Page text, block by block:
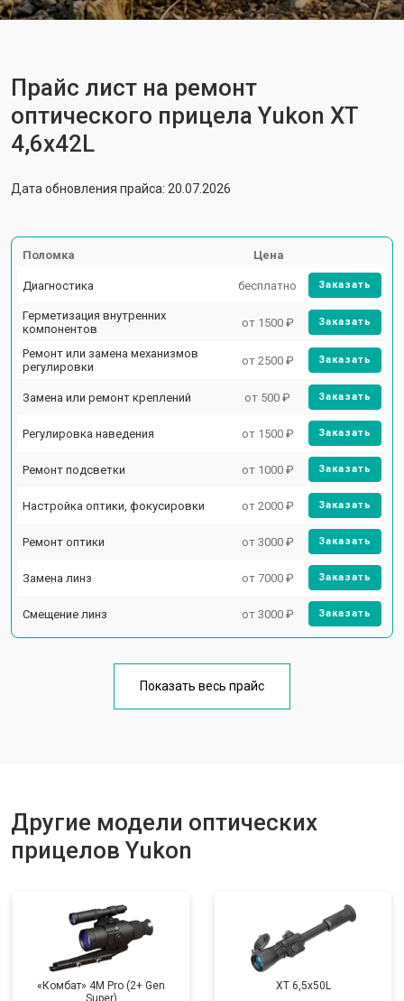
Прайс лист на ремонт
оптического прицела Yukon XT
4,6x42L
Дата обновления прайса: 20.07.2026
Поломка Цена
Диагностика бесплатно Заказать
Герметизация внутренних
компонентов
от 1500 ₽ Заказать
Ремонт или замена механизмов
регулировки
от 2500 ₽ Заказать
Замена или ремонт креплений от 500 ₽ Заказать
Регулировка наведения от 1500 ₽ Заказать
Ремонт подсветки от 1000 ₽ Заказать
Настройка оптики, фокусировки от 2000 ₽ Заказать
Ремонт оптики от 3000 ₽ Заказать
Замена линз от 7000 ₽ Заказать
Смещение линз от 3000 ₽ Заказать
Показать весь прайс
Другие модели оптических
прицелов Yukon
«Комбат» 4M Pro (2+ Gen
Super)
XT 6,5x50L